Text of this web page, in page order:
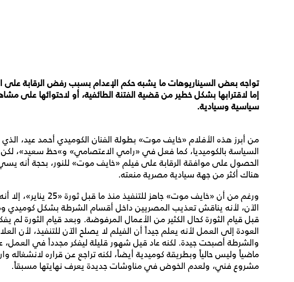
تواجه بعض السيناريوهات ما يشبه حكم الإعدام بسبب رفض الرقابة على
إما لاقترابها بشكل خطير من قضية الفتنة الطائفية، أو لاحتوائها على
سياسية وسيادية.
من أبرز هذه الأفلام «خايف موت» بطولة الفنان الكوميدي أحمد عيد، الذي
السياسة بالكوميديا، كما فعل في «رامي الاعتصامي» و»حظ سعيد»،
الحصول على موافقة الرقابة على فيلم «خايف موت» للنور، بحجة أنه
هناك أكثر من جهة سيادية مصرية منعته.
ورغم من أن «خايف موت» جاهز
الآن، لأنه يناقش تعذيب المصريين داخل أقسام الشرطة بشكل
قبل قيام الثورة كحال الكثير من الأعمال المرفوضة. وبعد قيام الثورة لم
العودة إلى العمل لأنه يعلم جيداً أن الفيلم لا يصلح الآن للتنفيذ، لأن
والشرطة أصبحت جيدة. لكنه عاد قيل شهور قليلة ليفكر مجدداً في
ماضياً وليس حالياً وبطريقة كوميدية أيضاً، لكنه تراجع عن قراره لانشغاله
مشروع فني، ولعدم الخوض في مناوشات جديدة يعرف نهايتها مسبقاً.